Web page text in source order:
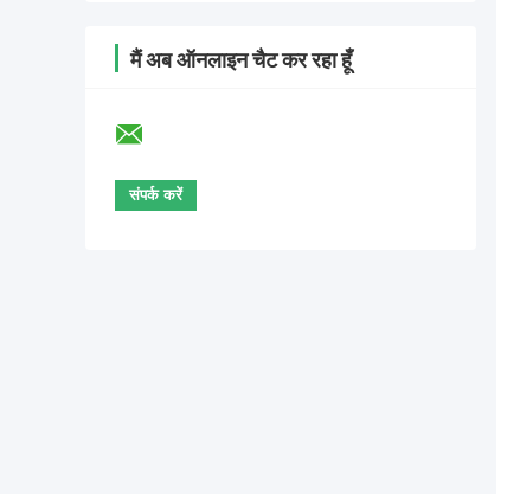
मैं अब ऑनलाइन चैट कर रहा हूँ